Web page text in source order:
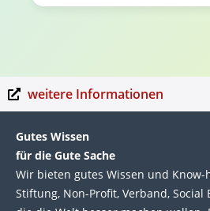
weitere Informationen
Gutes Wissen
für die Gute Sache
Wir bie­ten gutes Wis­sen und Know-
Stif­tung, Non-Profit, Ver­band,